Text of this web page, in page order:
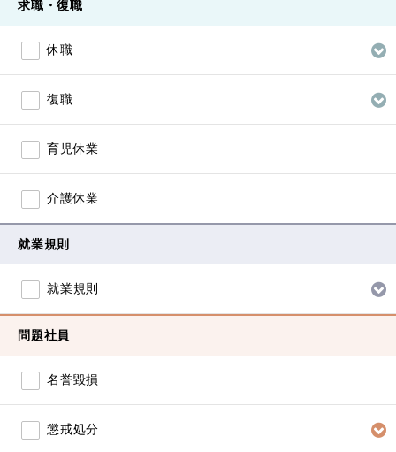
求職・復職
休職
復職
育児休業
介護休業
就業規則
就業規則
問題社員
名誉毀損
懲戒処分